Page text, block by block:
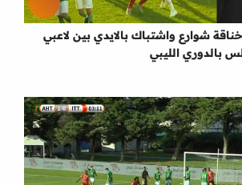
شوارع واشتباك بالايدي بين لاعبي
بالدوري الليبي